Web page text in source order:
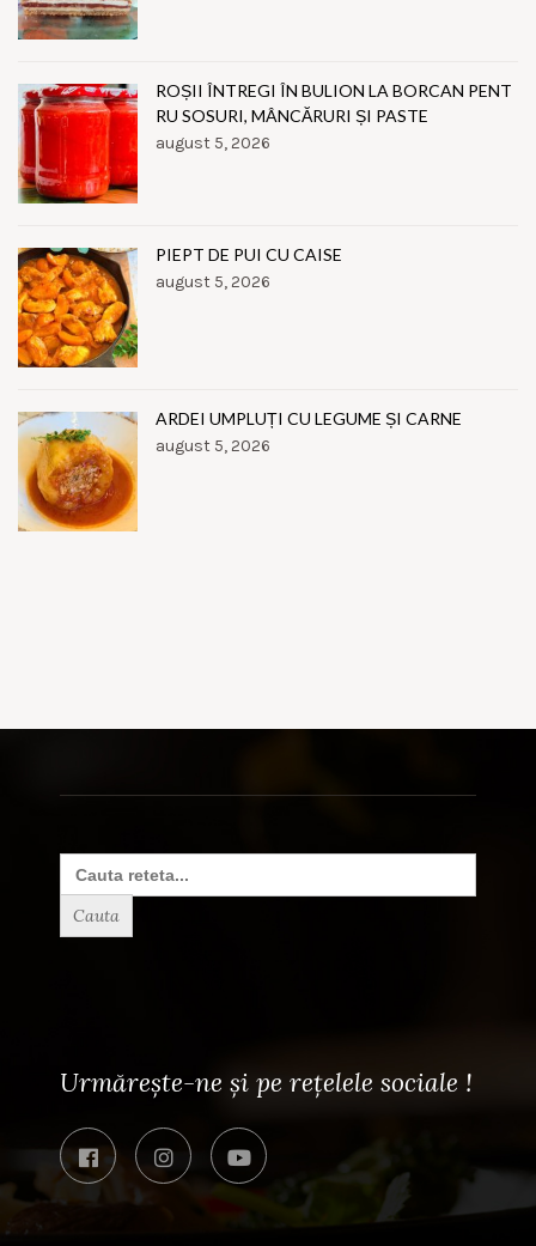
ROȘII ÎNTREGI ÎN BULION LA BORCAN PENT
RU SOSURI, MÂNCĂRURI ȘI PASTE
august 5, 2026
PIEPT DE PUI CU CAISE
august 5, 2026
ARDEI UMPLUȚI CU LEGUME ȘI CARNE
august 5, 2026
Search
for:
Urmărește-ne și pe rețelele sociale !